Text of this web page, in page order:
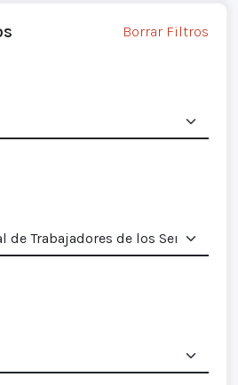
Borrar Filtros